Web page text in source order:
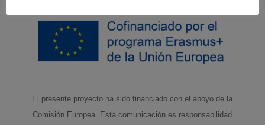
El presente proyecto ha sido financiado con el apoyo de la
Comisión Europea. Esta comunicación es responsabilidad